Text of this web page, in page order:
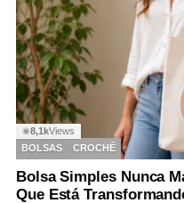
◉8,1kViews
BOLSAS
CROCHÊ
Bolsa Simples Nunca
Que Está